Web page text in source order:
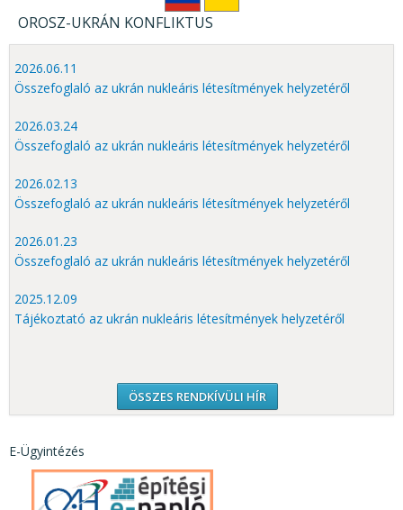
OROSZ-UKRÁN KONFLIKTUS
2026.06.11
Összefoglaló az ukrán nukleáris létesítmények helyzetéről
2026.03.24
Összefoglaló az ukrán nukleáris létesítmények helyzetéről
2026.02.13
Összefoglaló az ukrán nukleáris létesítmények helyzetéről
2026.01.23
Összefoglaló az ukrán nukleáris létesítmények helyzetéről
2025.12.09
Tájékoztató az ukrán nukleáris létesítmények helyzetéről
ÖSSZES RENDKÍVÜLI HÍR
E-Ügyintézés